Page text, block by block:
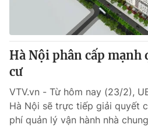
Hà Nội phân cấp mạnh
cư
VTV.vn - Từ hôm nay (23/2),
Hà Nội sẽ trực tiếp giải quyết
phí quản lý vận hành nhà